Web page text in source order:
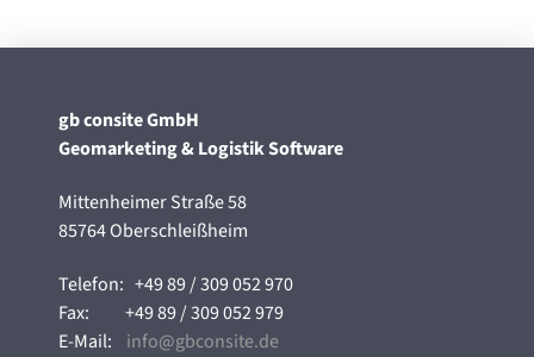
gb consite GmbH
Geomarketing & Logistik Software
Mittenheimer Straße 58
85764 Oberschleißheim
Telefon:+49 89 / 309 052 970
Fax:+49 89 / 309 052 979
E-Mail: info@gbconsite.de